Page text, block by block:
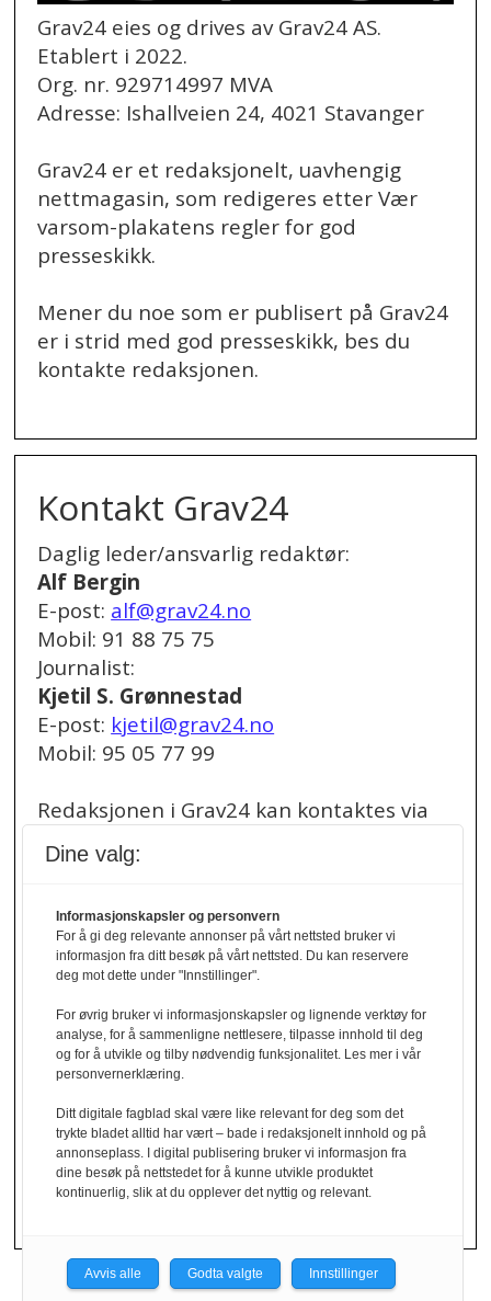
Grav24 eies og drives av Grav24 AS.
Etablert i 2022.
Org. nr. 929714997 MVA
Adresse: Ishallveien 24, 4021 Stavanger
Grav24 er et redaksjonelt, uavhengig
nettmagasin, som redigeres etter Vær
varsom-plakatens regler for god
presseskikk.
Mener du noe som er publisert på Grav24
er i strid med god presseskikk, bes du
kontakte redaksjonen.
Kontakt Grav24
Daglig leder/ansvarlig redaktør:
Alf Bergin
E-post: alf@grav24.no
Mobil: 91 88 75 75
Journalist:
Kjetil S. Grønnestad
E-post: kjetil@grav24.no
Mobil: 95 05 77 99
Redaksjonen i Grav24 kan kontaktes via
redaksjon@grav24.no
annonser/stillingsannonser, kan du bruke
denne e-post adressen:
annonse@grav24.no
Ved å følge linken under finner du vår
personvernerklæring.
Her finner du informasjon om cookies og
personvern.
Dine valg:
Informasjonskapsler og personvern
For å gi deg relevante annonser på vårt nettsted bruker vi
informasjon fra ditt besøk på vårt nettsted. Du kan reservere
deg mot dette under "Innstillinger".
For øvrig bruker vi informasjonskapsler og lignende verktøy for
analyse, for å sammenligne nettlesere, tilpasse innhold til deg
og for å utvikle og tilby nødvendig funksjonalitet. Les mer i vår
personvernerklæring.
Ditt digitale fagblad skal være like relevant for deg som det
trykte bladet alltid har vært – bade i redaksjonelt innhold og på
annonseplass. I digital publisering bruker vi informasjon fra
dine besøk på nettstedet for å kunne utvikle produktet
kontinuerlig, slik at du opplever det nyttig og relevant.
Avvis alle Godta valgte Innstillinger